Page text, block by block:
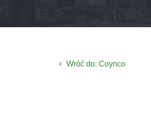
Wróć do: Coynco